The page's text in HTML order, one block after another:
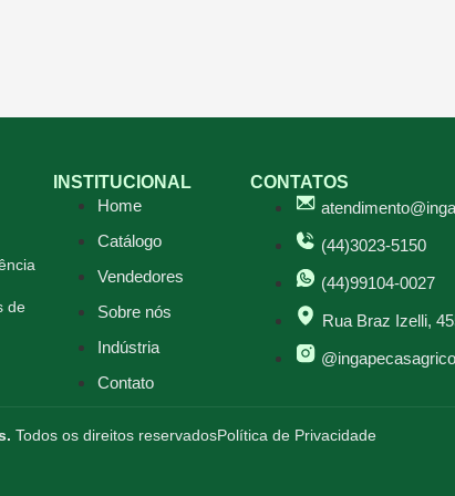
de
INSTITUCIONAL
Home
Catálogo
Vendedores
Sobre nós
Indústria
Contato
CONTATOS
(44)3023-5150
(44)99104-0027
Rua Braz Izelli,
Todos os direitos reservadosPolítica de Privacidade